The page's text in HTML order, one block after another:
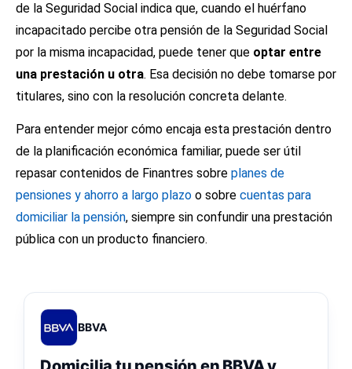
de la Seguridad Social indica que, cuando el huérfano
incapacitado percibe otra pensión de la Seguridad Social
por la misma incapacidad, puede tener que optar entre
una prestación u otra. Esa decisión no debe tomarse por
titulares, sino con la resolución concreta delante.
Para entender mejor cómo encaja esta prestación dentro
de la planificación económica familiar, puede ser útil
repasar contenidos de Finantres sobre planes de
pensiones y ahorro a largo plazo o sobre cuentas para
domiciliar la pensión, siempre sin confundir una prestación
pública con un producto financiero.
BBVA